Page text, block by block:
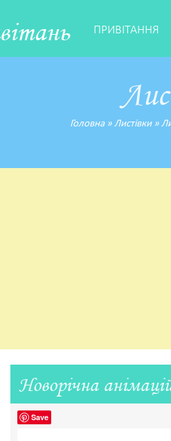
ПРИВІТАННЯ
Головна» Листівки»
Новорічна
Save